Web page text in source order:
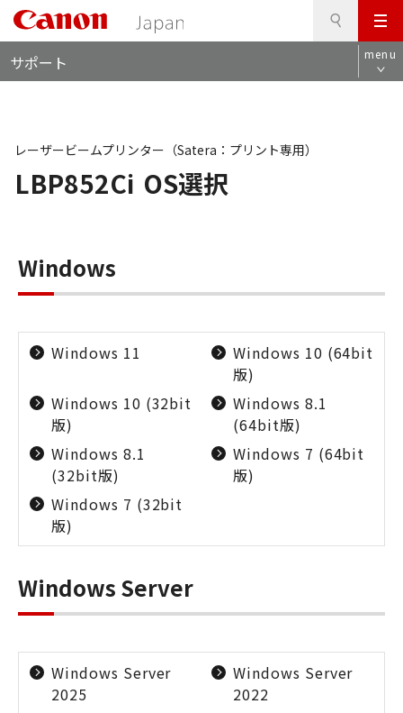
メ
ニ
ュ
サポート menu
LBP852Ci OS選択
レーザービームプリンター（Satera：プリント専用）
Windows
Windows 11
Windows 10 (64bit
版)
Windows 10 (32bit
版)
Windows 8.1
(64bit版)
Windows 8.1
(32bit版)
Windows 7 (64bit
版)
Windows 7 (32bit
版)
Windows Server
Windows Server
2025
Windows Server
2022